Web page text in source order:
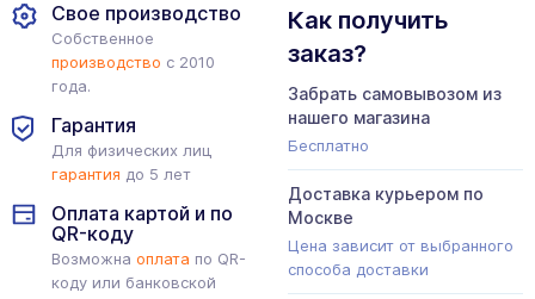
Свое производство
Собственное
производство с 2010
года.
Гарантия
Для физических лиц
гарантия до 5 лет
Оплата картой и по
QR-коду
Возможна оплата по QR-
коду или банковской
Как получить
заказ?
Забрать самовывозом из
нашего магазина
Бесплатно
Доставка курьером по
Москве
Цена зависит от выбранного
способа доставки